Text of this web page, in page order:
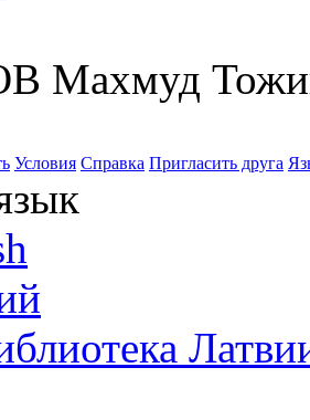
Махмуд
Условия Справка Пригласить друга